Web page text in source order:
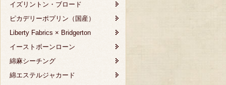
イズリントン・ブロード
ピカデリーポプリン（国産）
Liberty Fabrics × Bridgerton
イーストボーンローン
綿麻シーチング
綿エステルジャカード